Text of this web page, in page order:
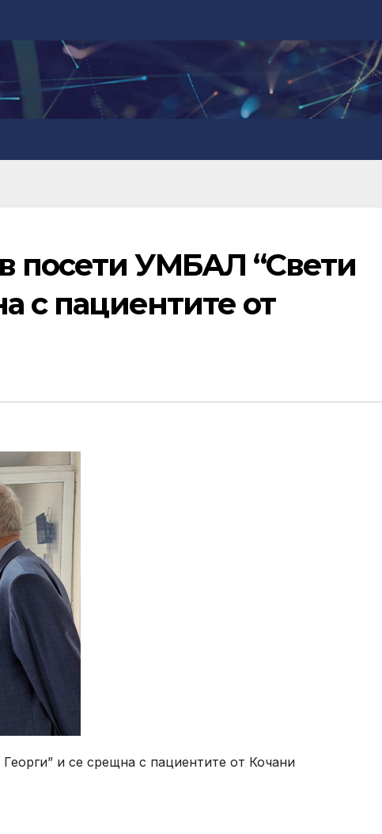
посети УМБАЛ “Свети
с пациентите от
и се срещна с пациентите от Кочани